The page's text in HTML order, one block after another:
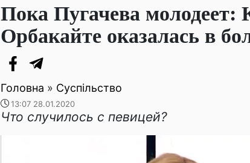
Пока Пугачева молодеет:
Орбакайте оказалась в
Головна » Суспільство
13:07 28.01.2020
Что случилось с певицей?